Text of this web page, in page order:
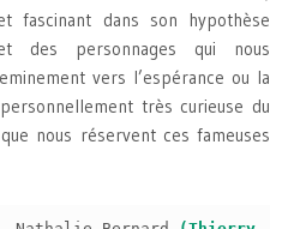
fascinant dans son hypothèse
des personnages qui nous
vers l’espérance ou la
très curieuse du
nous réservent ces fameuses